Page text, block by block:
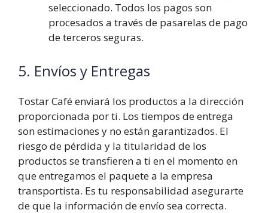
seleccionado. Todos los pagos son
procesados a través de pasarelas de pago
de terceros seguras.
5. Envíos y Entregas
Tostar Café enviará los productos a la dirección
proporcionada por ti. Los tiempos de entrega
son estimaciones y no están garantizados. El
riesgo de pérdida y la titularidad de los
productos se transfieren a ti en el momento en
que entregamos el paquete a la empresa
transportista. Es tu responsabilidad asegurarte
de que la información de envío sea correcta.